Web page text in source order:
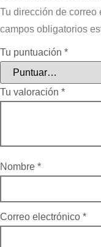
Tu dirección de correo
campos obligatorios
Tu puntuación *
Tu valoración *
Nombre *
Correo electrónico *